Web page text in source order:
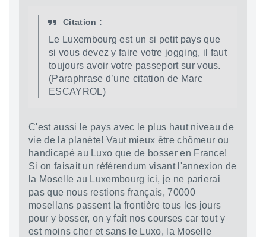
Citation :
Le Luxembourg est un si petit pays que
si vous devez y faire votre jogging, il faut
toujours avoir votre passeport sur vous.
(Paraphrase d’une citation de Marc
ESCAYROL)
C'est aussi le pays avec le plus haut niveau de
vie de la planète! Vaut mieux être chômeur ou
handicapé au Luxo que de bosser en France!
Si on faisait un référendum visant l'annexion de
la Moselle au Luxembourg ici, je ne parierai
pas que nous restions français, 70000
mosellans passent la frontière tous les jours
pour y bosser, on y fait nos courses car tout y
est moins cher et sans le Luxo, la Moselle